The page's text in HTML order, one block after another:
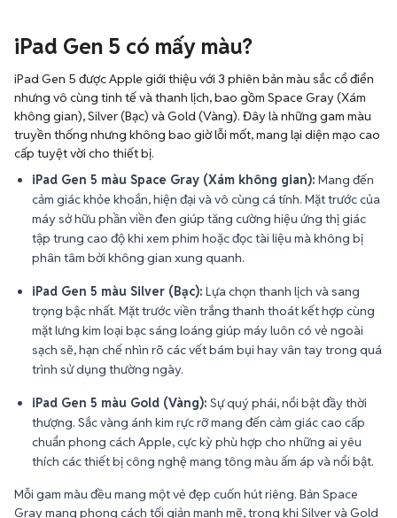
iPad Gen 5 có mấy màu?
iPad Gen 5 được Apple giới thiệu với 3 phiên bản màu sắc cổ điển
nhưng vô cùng tinh tế và thanh lịch, bao gồm Space Gray (Xám
không gian), Silver (Bạc) và Gold (Vàng). Đây là những gam màu
truyền thống nhưng không bao giờ lỗi mốt, mang lại diện mạo cao
cấp tuyệt vời cho thiết bị.
iPad Gen 5 màu Space Gray (Xám không gian): Mang đến
cảm giác khỏe khoắn, hiện đại và vô cùng cá tính. Mặt trước của
máy sở hữu phần viền đen giúp tăng cường hiệu ứng thị giác
tập trung cao độ khi xem phim hoặc đọc tài liệu mà không bị
phân tâm bởi không gian xung quanh.
iPad Gen 5 màu Silver (Bạc): Lựa chọn thanh lịch và sang
trọng bậc nhất. Mặt trước viền trắng thanh thoát kết hợp cùng
mặt lưng kim loại bạc sáng loáng giúp máy luôn có vẻ ngoài
sạch sẽ, hạn chế nhìn rõ các vết bám bụi hay vân tay trong quá
trình sử dụng thường ngày.
iPad Gen 5 màu Gold (Vàng): Sự quý phái, nổi bật đầy thời
thượng. Sắc vàng ánh kim rực rỡ mang đến cảm giác cao cấp
chuẩn phong cách Apple, cực kỳ phù hợp cho những ai yêu
thích các thiết bị công nghệ mang tông màu ấm áp và nổi bật.
Mỗi gam màu đều mang một vẻ đẹp cuốn hút riêng. Bản Space
Gray mang phong cách tối giản mạnh mẽ, trong khi Silver và Gold